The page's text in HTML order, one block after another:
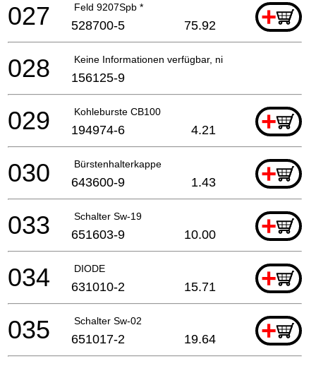
Feld 9207Spb * +
027 528700-5 75.92
Keine Informationen verfügbar, nicht bestellbar
028 156125-9
Kohleburste CB100 +
029 194974-6 4.21
Bürstenhalterkappe +
030 643600-9 1.43
Schalter Sw-19 +
033 651603-9 10.00
DIODE +
034 631010-2 15.71
Schalter Sw-02 +
035 651017-2 19.64